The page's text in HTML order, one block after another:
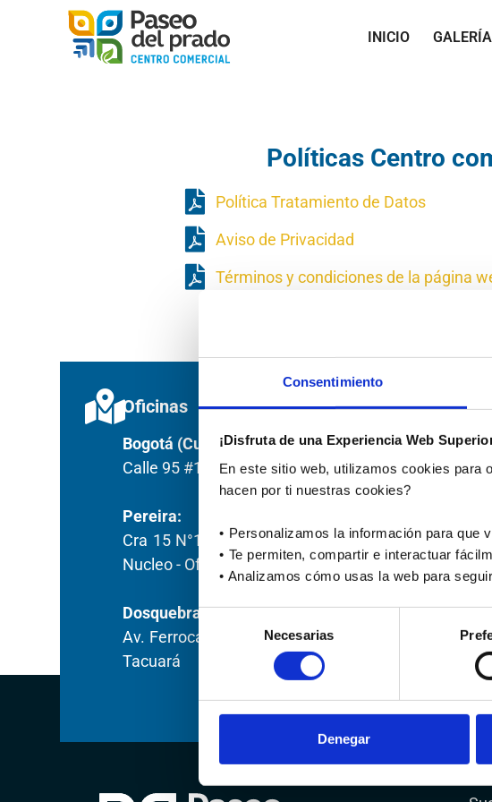
Consentimiento
¡Disfruta de una Experiencia Web
En este sitio web, utilizamos cookies para
hacen por ti nuestras cookies?
•⁠ ⁠Personalizamos la información para que
•⁠ ⁠Te permiten, compartir e interactuar
•⁠ ⁠Analizamos cómo usas la web para
Selección
de
consentimiento
Necesarias
Denegar
INICIO GALERÍA
Políticas Centro
Política Tratamiento de Datos
Aviso de Privacidad
Términos y condiciones de la página
Oficinas
Bogotá (Cundinamarca):
Calle 95 #13-55 Oficina 212 B El Chicó
Pereira:
Cra 15 N°12-37 Los Alpes - Edf. Torre
Nucleo - Of 303.
Dosquebradas:
Av. Ferrocarril, Carrera 10 # 52 – 149,
Tacuará